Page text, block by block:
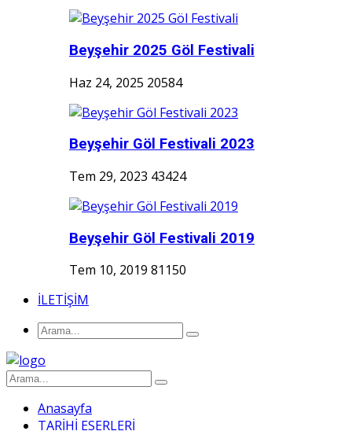
Beyşehir 2025 Göl Festivali
Haz 24, 2025 20584
Beyşehir Göl Festivali 2023
Tem 29, 2023 43424
Beyşehir Göl Festivali 2019
Tem 10, 2019 81150
İLETİŞİM
Anasayfa
TARİHİ ESERLERİ